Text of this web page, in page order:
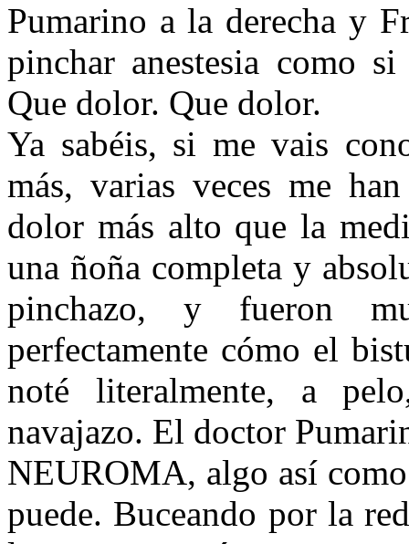
Pumarino a la derecha y
pinchar anestesia como
Que dolor. Que dolor.
Ya sabéis, si me vais
más, varias veces me
dolor más alto que la
una ñoña completa y
pinchazo, y fueron
perfectamente cómo el
noté literalmente, a
navajazo. El doctor
NEUROMA, algo así
puede. Buceando por la